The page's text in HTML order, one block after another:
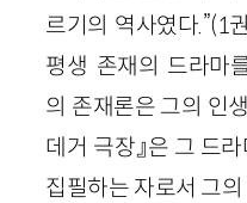
르기의 역사였다.”(1
평생 존재의 드라마
의 존재론은 그의 인
데거 극장』은 그 드
집필하는 자로서 그